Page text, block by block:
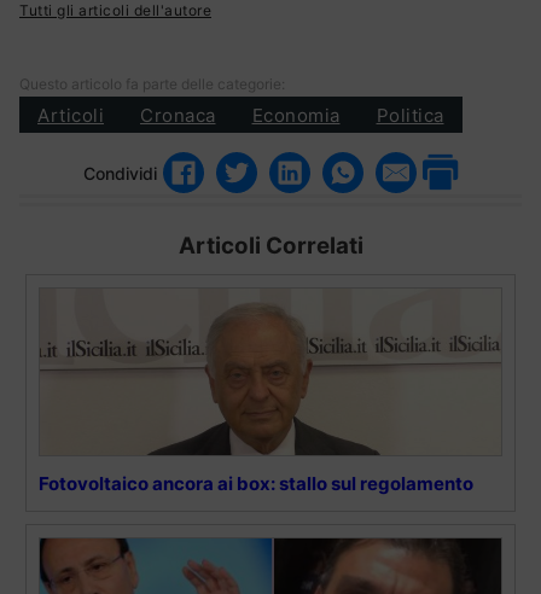
Tutti gli articoli dell'autore
Questo articolo fa parte delle categorie:
Articoli Cronaca Economia Politica
Condividi
Articoli Correlati
Fotovoltaico ancora ai box: stallo sul regolamento